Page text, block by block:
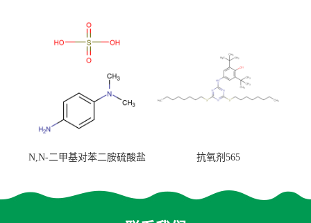
N,N-二甲基对苯二胺硫酸盐 抗氧剂565